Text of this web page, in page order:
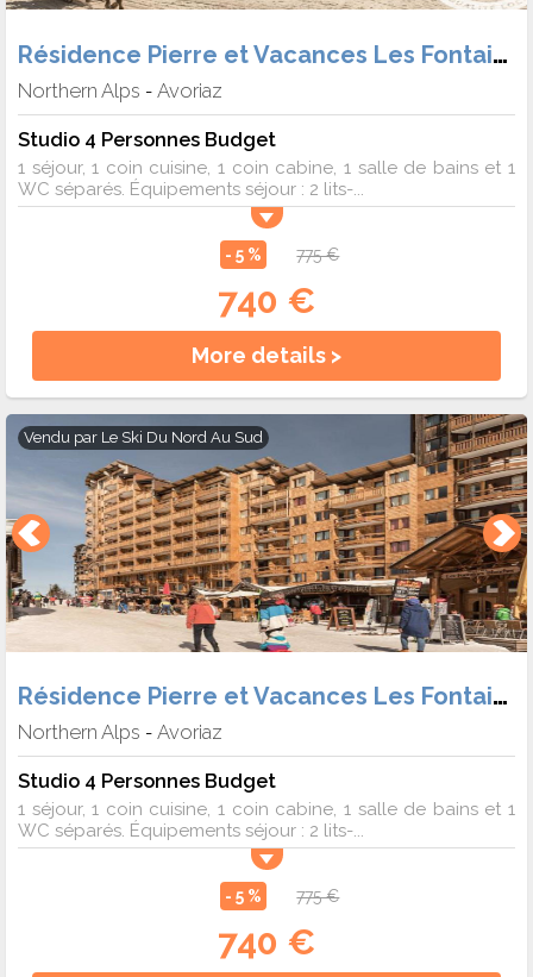
Résidence Pierre et Vacances Les Fontaines Blanches
Northern Alps - Avoriaz
Studio 4 Personnes Budget
1 séjour, 1 coin cuisine, 1 coin cabine, 1 salle de bains et 1
WC séparés. Équipements séjour : 2 lits-...
- 5 % 775 €
740 €
More details >
Vendu par Le Ski Du Nord Au Sud
Résidence Pierre et Vacances Les Fontaines Blanches
Northern Alps - Avoriaz
Studio 4 Personnes Budget
1 séjour, 1 coin cuisine, 1 coin cabine, 1 salle de bains et 1
WC séparés. Équipements séjour : 2 lits-...
- 5 % 775 €
740 €